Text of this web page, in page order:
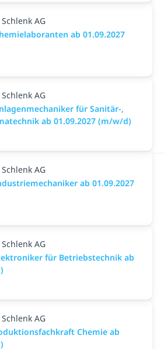
AG
ab 01.09.2027
AG
für Sanitär-,
ab 01.09.2027 (m/w/d)
AG
ab 01.09.2027
AG
für Betriebstechnik ab
AG
Chemie ab